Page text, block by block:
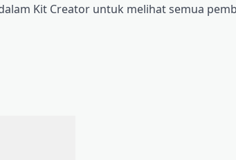
Kit Creator untuk melihat semua